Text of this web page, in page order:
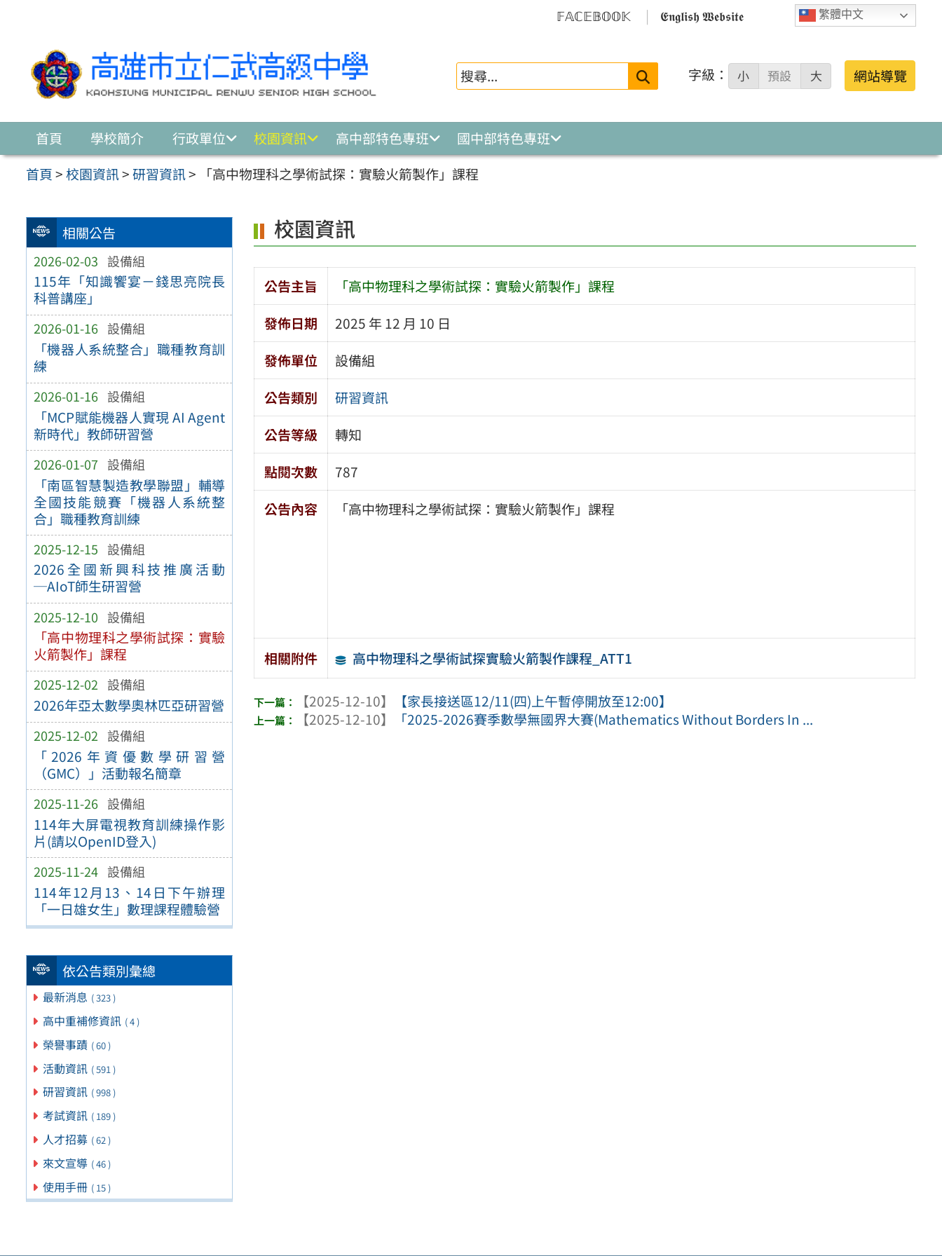
繁體中文
𝔽𝔸ℂ𝔼𝔹𝕆𝕆𝕂 𝕰𝖓𝖌𝖑𝖎𝖘𝖍 𝖂𝖊𝖇𝖘𝖎𝖙𝖊
搜
字級： 小 預設 大 網站導覽
首頁 學校簡介 行政單位 校園資訊 高中部特色專班
國中部特色專班
首頁>校園資訊>研習資訊> 「高中物理科之學術試探：實驗火箭製作」課程
相關公告
2026-02-03 設備組
115年「知識饗宴－錢思亮院長
科普講座」
2026-01-16 設備組
「機器人系統整合」職種教育訓
練
2026-01-16 設備組
「MCP賦能機器人實現 AI Agent
新時代」教師研習營
2026-01-07 設備組
「南區智慧製造教學聯盟」輔導
全國技能競賽「機器人系統整
合」職種教育訓練
2025-12-15 設備組
2026全國新興科技推廣活動
─AIoT師生研習營
2025-12-10 設備組
「高中物理科之學術試探：實驗
火箭製作」課程
2025-12-02 設備組
2026年亞太數學奧林匹亞研習營
2025-12-02 設備組
「2026年資優數學研習營
（GMC）」活動報名簡章
2025-11-26 設備組
114年大屏電視教育訓練操作影
片(請以OpenID登入)
2025-11-24 設備組
114年12月13、14日下午辦理
「一日雄女生」數理課程體驗營
依公告類別彙總
最新消息 ( 323 )
高中重補修資訊 ( 4 )
榮譽事蹟 ( 60 )
活動資訊 ( 591 )
研習資訊 ( 998 )
考試資訊 ( 189 )
人才招募 ( 62 )
來文宣導 ( 46 )
使用手冊 ( 15 )
校園資訊
公告主旨
「高中物理科之學術試探：實驗火箭製作」課程
發佈日期
2025 年 12 月 10 日
發佈單位
設備組
公告類別
研習資訊
公告等級
轉知
點閱次數
787
公告內容
「高中物理科之學術試探：實驗火箭製作」課程
相關附件 高中物理科之學術試探實驗火箭製作課程_ATT1
【2025-12-10】
【家長接送區12/11(四)上午暫停開放至12:00】
【2025-12-10】
「2025-2026賽季數學無國界大賽(Mathematics Without Borders In ...